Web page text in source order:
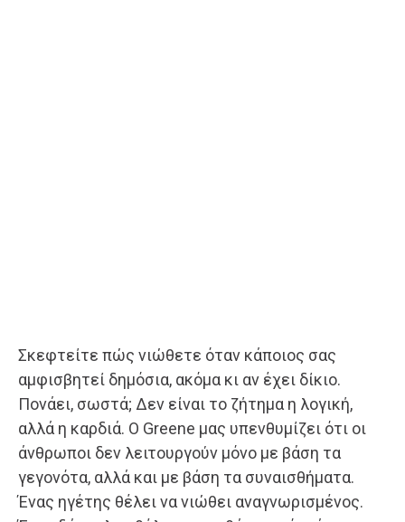
Σκεφτείτε πώς νιώθετε όταν κάποιος σας
αμφισβητεί δημόσια, ακόμα κι αν έχει δίκιο.
Πονάει, σωστά; Δεν είναι το ζήτημα η λογική,
αλλά η καρδιά. Ο Greene μας υπενθυμίζει ότι οι
άνθρωποι δεν λειτουργούν μόνο με βάση τα
γεγονότα, αλλά και με βάση τα συναισθήματα.
Ένας ηγέτης θέλει να νιώθει αναγνωρισμένος.